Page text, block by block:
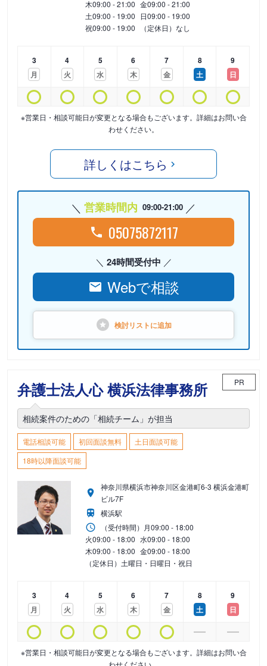
木09:00 - 21:00 金09:00 - 21:00
土09:00 - 19:00 日09:00 - 19:00
祝09:00 - 19:00 （定休日）なし
3
月
4
火
5
水
6
木
7
金
8
土
9
日
※営業日・相談可能日が変更となる場合もございます。詳細はお問い合
わせください。
詳しくはこちら
営業時間内 09:00-21:00
05075872117
24時間受付中
Webで相談
検討リストに追加
弁護士法人心 横浜法律事務所 PR
相続案件のための「相続チーム」が担当
電話相談可能 初回面談無料
土日面談可能
18時以降面談可能
神奈川県横浜市神奈川区金港町6-3 横浜金港町
ビル7F
横浜駅
（受付時間） 月09:00 - 18:00
火09:00 - 18:00 水09:00 - 18:00
木09:00 - 18:00 金09:00 - 18:00
（定休日）土曜日・日曜日・祝日
3
月
4
火
5
水
6
木
7
金
8
土
9
日
※営業日・相談可能日が変更となる場合もございます。詳細はお問い合
わせください。